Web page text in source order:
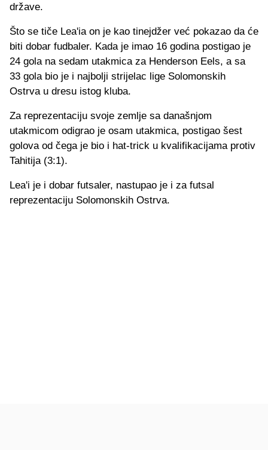
države.
Što se tiče Lea'ia on je kao tinejdžer već pokazao da će
biti dobar fudbaler. Kada je imao 16 godina postigao je
24 gola na sedam utakmica za Henderson Eels, a sa
33 gola bio je i najbolji strijelac lige Solomonskih
Ostrva u dresu istog kluba.
Za reprezentaciju svoje zemlje sa današnjom
utakmicom odigrao je osam utakmica, postigao šest
golova od čega je bio i hat-trick u kvalifikacijama protiv
Tahitija (3:1).
Lea'i je i dobar futsaler, nastupao je i za futsal
reprezentaciju Solomonskih Ostrva.